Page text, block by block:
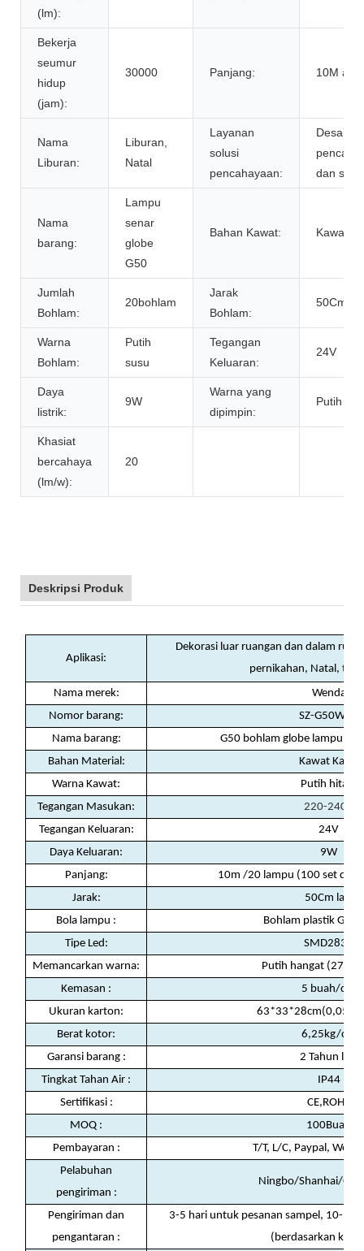
(lm):
Bekerja
seumur
hidup
(jam):
30000 Panjang: 10M
Nama
Liburan:
Liburan,
Natal
Layanan
solusi
pencahayaan:
Desain
dan
Nama
barang:
Lampu
senar
globe
G50
Bahan Kawat: Kawat
Jumlah
Bohlam:
20bohlam
Jarak
Bohlam:
50Cm
Warna
Bohlam:
Putih
susu
Tegangan
Keluaran:
24V
Daya
listrik:
9W
Warna yang
dipimpin:
Putih
Khasiat
bercahaya
(lm/w):
20
Deskripsi Produk
Aplikasi:
Dekorasi luar ruangan dan dalam
pernikahan, Natal,
Nama merek:
Wenda
Nomor barang:
SZ-G50W02
Nama barang:
G50 bohlam globe lampu
Bahan Material:
Kawat Karet
Warna Kawat:
Putih hitam
Tegangan Masukan:
220-240V
Tegangan Keluaran:
24V
Daya Keluaran:
9W
Panjang:
10m /20 lampu (100 set
Jarak:
50Cm lagi
Bola lampu :
Bohlam plastik G50
Tipe Led:
SMD2835
Memancarkan warna:
Putih hangat
Kemasan :
5 buah/ctn
Ukuran karton:
Berat kotor:
6,25kg/ctn
Garansi barang :
2 Tahun lalu
Tingkat Tahan Air :
IP44
Sertifikasi :
CE,ROHS
MOQ :
100Buah
Pembayaran :
T/T, L/C, Paypal,
Pelabuhan
pengiriman :
Ningbo/Shanhai/
Pengiriman dan
pengantaran :
3-5 hari untuk pesanan sampel, 10-15
(berdasarkan